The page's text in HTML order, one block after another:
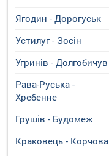
Ягодин - Дорогуськ
Устилуг - Зосін
Угринiв - Долгобичув
Рава-Руська -
Хребенне
Грушів - Будомеж
Краковець - Корчова